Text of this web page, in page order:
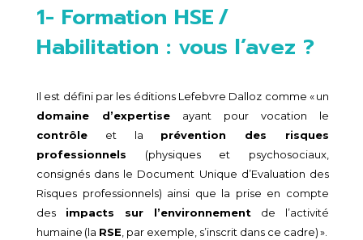
1- Formation HSE /
Habilitation : vous l’avez ?
Il est défini par les éditions Lefebvre Dalloz comme « un
domaine d’expertise ayant pour vocation le
contrôle et la prévention des risques
professionnels (physiques et psychosociaux,
consignés dans le Document Unique d’Evaluation des
Risques professionnels) ainsi que la prise en compte
des impacts sur l’environnementde l’activité
humaine (la RSE , par exemple, s’inscrit dans ce cadre) ».